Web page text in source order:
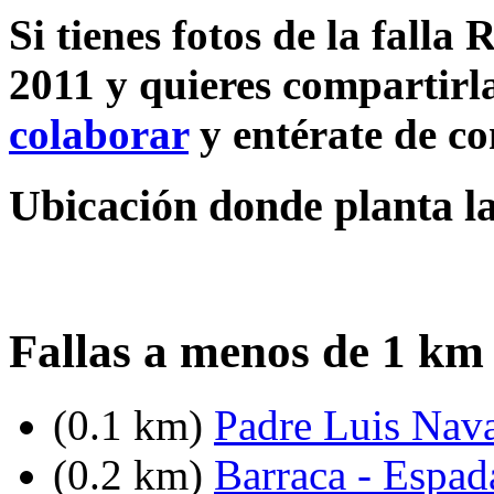
Si tienes fotos de la falla
2011 y quieres
colaborary entérate de
Ubicación donde planta
Fallas a menos de 1
(0.1 km) Padre Luis
(0.2 km) Barraca -